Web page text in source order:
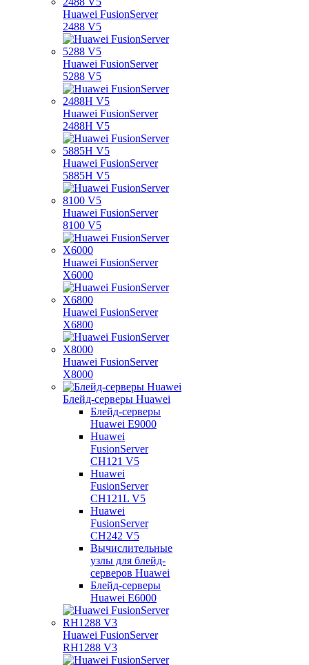
Huawei FusionServer
2488 V5
Huawei FusionServer
5288 V5
Huawei FusionServer
2488H V5
Huawei FusionServer
5885H V5
Huawei FusionServer
8100 V5
Huawei FusionServer
X6000
Huawei FusionServer
X6800
Huawei FusionServer
X8000
Блейд-серверы Huawei
Блейд-серверы
Huawei E9000
Huawei
FusionServer
CH121 V5
Huawei
FusionServer
CH121L V5
Huawei
FusionServer
CH242 V5
Вычислительные
узлы для блейд-
серверов Huawei
Блейд-серверы
Huawei E6000
Huawei FusionServer
RH1288 V3